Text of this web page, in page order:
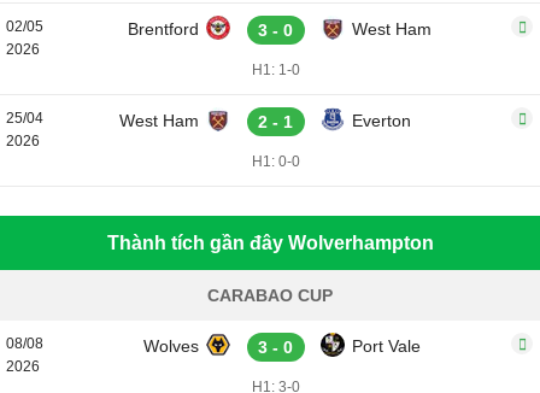
02/05
2026
Brentford 3 - 0 West Ham
H1: 1-0
25/04
2026
West Ham 2 - 1 Everton
H1: 0-0
Thành tích gần đây Wolverhampton
CARABAO CUP
08/08
2026
Wolves 3 - 0 Port Vale
H1: 3-0